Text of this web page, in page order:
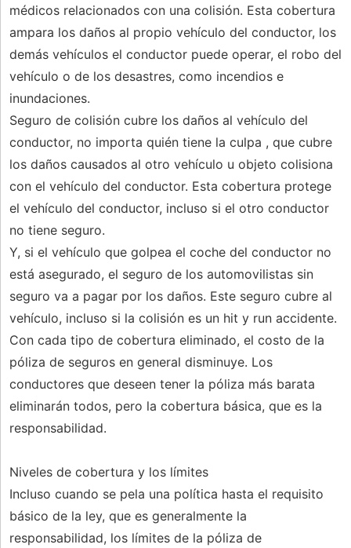
médicos relacionados con una colisión. Esta cobertura
ampara los daños al propio vehículo del conductor, los
demás vehículos el conductor puede operar, el robo del
vehículo o de los desastres, como incendios e
inundaciones.
Seguro de colisión cubre los daños al vehículo del
conductor, no importa quién tiene la culpa , que cubre
los daños causados ​​al otro vehículo u objeto colisiona
con el vehículo del conductor. Esta cobertura protege
el vehículo del conductor, incluso si el otro conductor
no tiene seguro.
Y, si el vehículo que golpea el coche del conductor no
está asegurado, el seguro de los automovilistas sin
seguro va a pagar por los daños. Este seguro cubre al
vehículo, incluso si la colisión es un hit y run accidente.
Con cada tipo de cobertura eliminado, el costo de la
póliza de seguros en general disminuye. Los
conductores que deseen tener la póliza más barata
eliminarán todos, pero la cobertura básica, que es la
responsabilidad.
Niveles de cobertura y los límites
Incluso cuando se pela una política hasta el requisito
básico de la ley, que es generalmente la
responsabilidad, los límites de la póliza de